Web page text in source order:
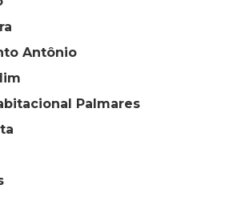
Antônio
Palmares